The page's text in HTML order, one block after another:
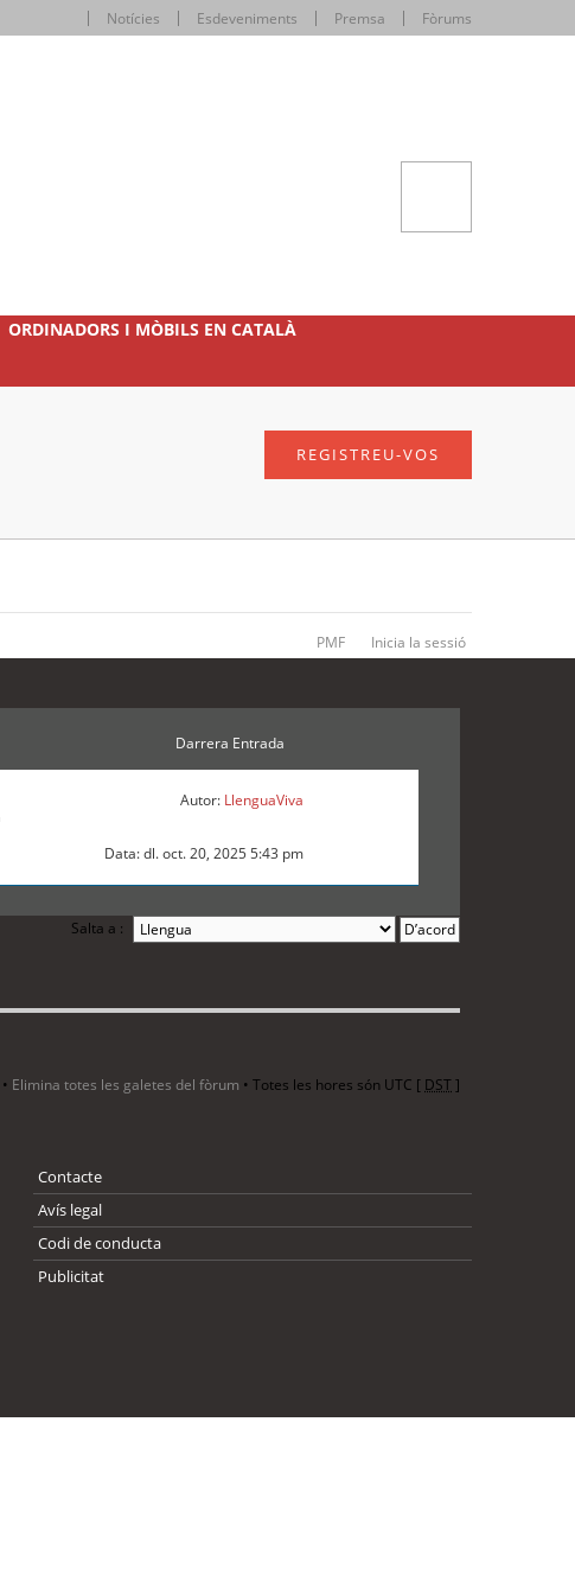
Notícies Esdeveniments Premsa Fòrums
ORDINADORS I MÒBILS EN CATALÀ
REGISTREU-VOS
PMF Inicia la sessió
Darrera Entrada
Autor: LlenguaViva
Data: dl. oct. 20, 2025 5:43 pm
Salta a :
• Elimina totes les galetes del fòrum • Totes les hores són UTC [ DST]
Contacte
Avís legal
Codi de conducta
Publicitat